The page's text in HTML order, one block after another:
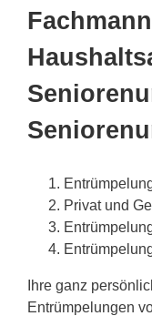
Privat und
Ihre ganz
Entrümpelungen